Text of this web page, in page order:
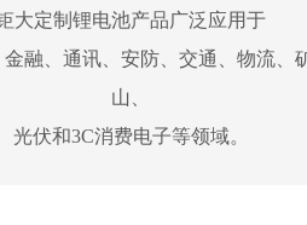
大定制锂电池产品广泛应用于
金融、通讯、安防、交通、物流、
山、
光伏和3C消费电子等领域。